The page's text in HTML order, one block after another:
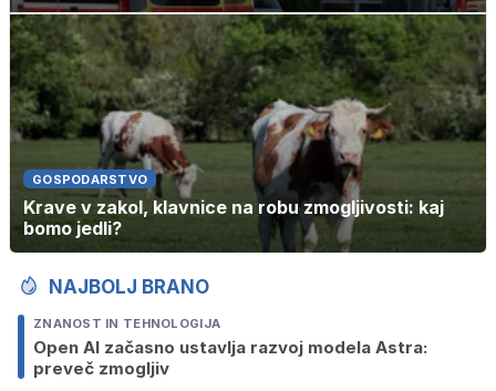
GOSPODARSTVO
Krave v zakol, klavnice na robu zmogljivosti: kaj
bomo jedli?
NAJBOLJ BRANO
ZNANOST IN TEHNOLOGIJA
Open AI začasno ustavlja razvoj modela Astra:
preveč zmogljiv